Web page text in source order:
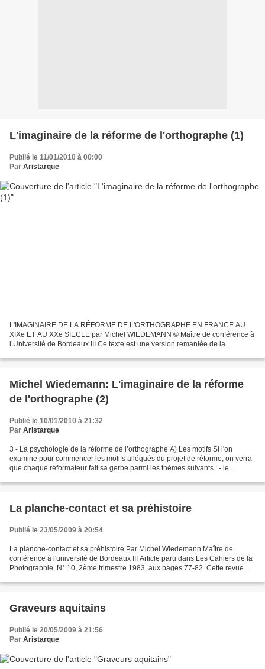
L'imaginaire de la réforme de l'orthographe (1)
Publié le 11/01/2010 à 00:00
Par Aristarque
L'IMAGINAIRE DE LA RÉFORME DE L'ORTHOGRAPHE EN FRANCE AU
XIXe ET AU XXe SIECLE par Michel WIEDEMANN © Maître de conférence à
l’Université de Bordeaux III Ce texte est une version remaniée de la
Michel Wiedemann: L'imaginaire de la réforme
de l'orthographe (2)
Publié le 10/01/2010 à 21:32
Par Aristarque
3 - La psychologie de la réforme de l’orthographe A) Les motifs Si l'on
examine pour commencer les motifs allégués du projet de réforme, on verra
que chaque réformateur fait sa gerbe parmi les thèmes suivants : - le
La planche-contact et sa préhistoire
Publié le 23/05/2009 à 20:54
La planche-contact et sa préhistoire Par Michel Wiedemann Maître de
conférence à l'université de Bordeaux III Article paru dans Les Cahiers de la
Photographie, N° 10, 2ème trimestre 1983, aux pages 77-82. Cette revue
Graveurs aquitains
Publié le 20/05/2009 à 21:56
Par Aristarque